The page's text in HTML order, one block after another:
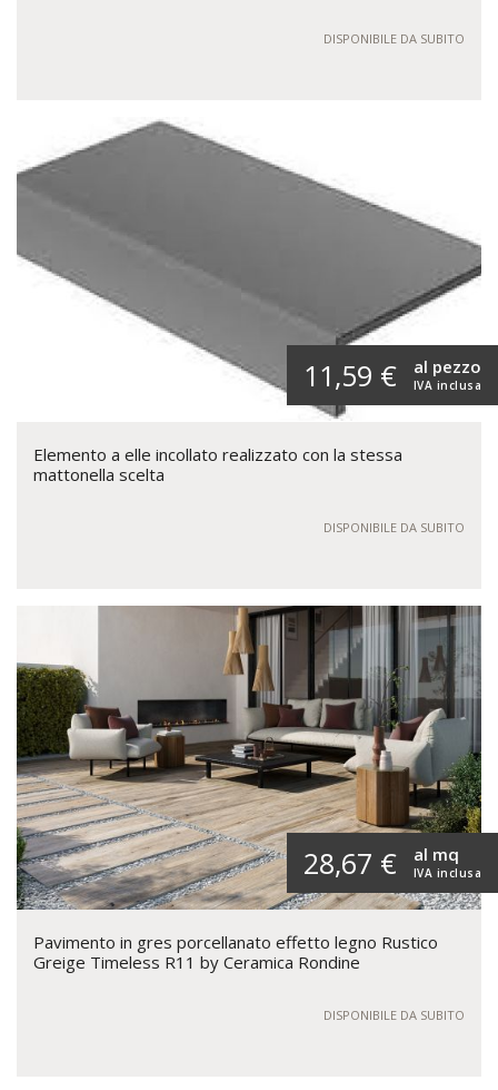
DISPONIBILE DA SUBITO
11,59 € IVA inclusa
al pezzo
Elemento a elle incollato realizzato con la stessa
mattonella scelta
DISPONIBILE DA SUBITO
28,67 € IVA inclusa
al mq
Pavimento in gres porcellanato effetto legno Rustico
Greige Timeless R11 by Ceramica Rondine
DISPONIBILE DA SUBITO